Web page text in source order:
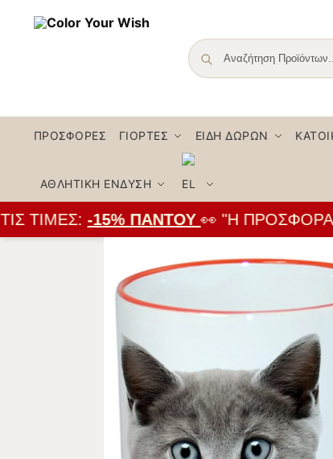
ΠΡΟΣΦΟΡΈΣ ΓΙΟΡΤΈΣ ΕΊΔΗ ΔΏΡΩΝ
ΑΘΛΗΤΙΚΉ ΈΝΔΥΣΗ
ΤΙΜΈΣ:-15% ΠΑΝΤΟΎ👀 "Η ΠΡΟΣΦΟΡΆ